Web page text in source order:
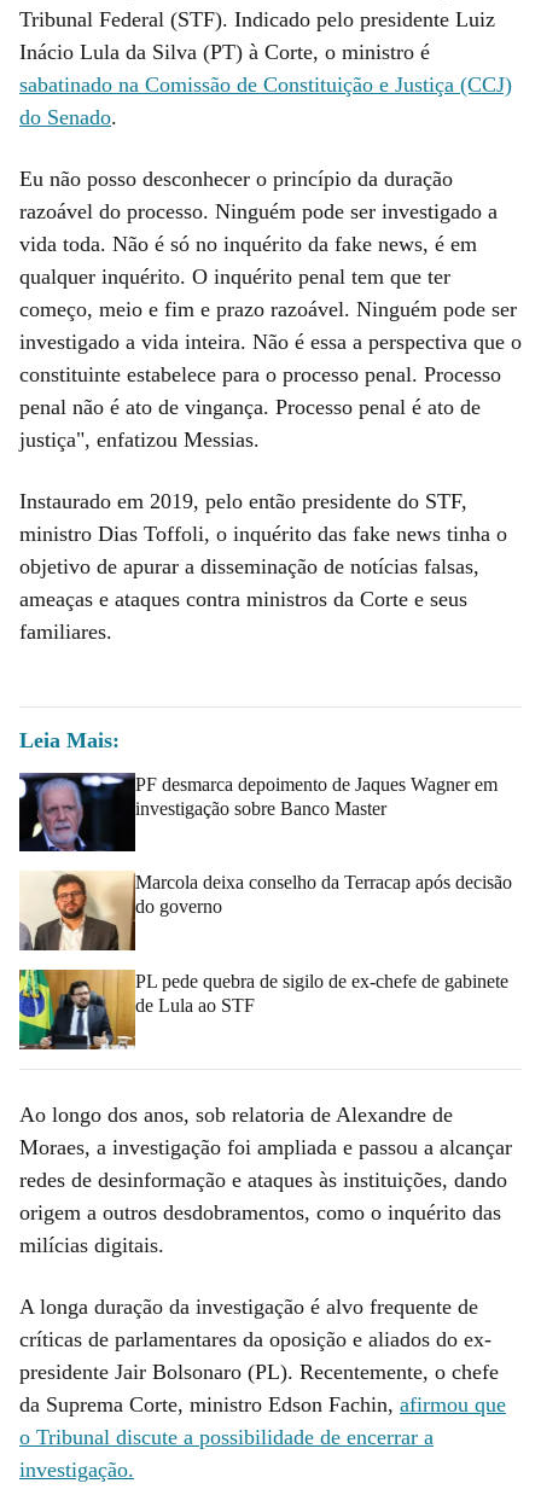
Tribunal Federal (STF). Indicado pelo presidente Luiz
Inácio Lula da Silva (PT) à Corte, o ministro é
sabatinado na Comissão de Constituição e Justiça (CCJ)
do Senado.
Eu não posso desconhecer o princípio da duração
razoável do processo. Ninguém pode ser investigado a
vida toda. Não é só no inquérito da fake news, é em
qualquer inquérito. O inquérito penal tem que ter
começo, meio e fim e prazo razoável. Ninguém pode ser
investigado a vida inteira. Não é essa a perspectiva que o
constituinte estabelece para o processo penal. Processo
penal não é ato de vingança. Processo penal é ato de
justiça", enfatizou Messias.
Instaurado em 2019, pelo então presidente do STF,
ministro Dias Toffoli, o inquérito das fake news tinha o
objetivo de apurar a disseminação de notícias falsas,
ameaças e ataques contra ministros da Corte e seus
familiares.
Leia Mais:
PF desmarca depoimento de Jaques Wagner em
investigação sobre Banco Master
Marcola deixa conselho da Terracap após decisão
do governo
PL pede quebra de sigilo de ex-chefe de gabinete
de Lula ao STF
Ao longo dos anos, sob relatoria de Alexandre de
Moraes, a investigação foi ampliada e passou a alcançar
redes de desinformação e ataques às instituições, dando
origem a outros desdobramentos, como o inquérito das
milícias digitais.
A longa duração da investigação é alvo frequente de
críticas de parlamentares da oposição e aliados do ex-
presidente Jair Bolsonaro (PL). Recentemente, o chefe
da Suprema Corte, ministro Edson Fachin, afirmou que
o Tribunal discute a possibilidade de encerrar a
investigação.